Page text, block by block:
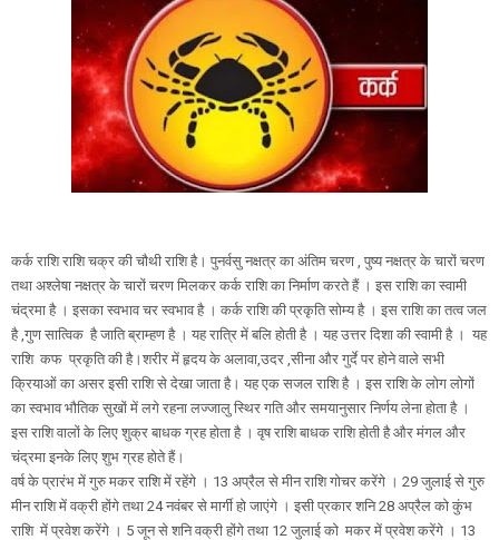
कर्क राशि राशि चक्र की चौथी राशि है। पुनर्वसु नक्षत्र का अंतिम चरण , पुष्य नक्षत्र के चारों चरण
तथा अश्लेषा नक्षत्र के चारों चरण मिलकर कर्क राशि का निर्माण करते हैं । इस राशि का स्वामी
चंद्रमा है । इसका स्वभाव चर स्वभाव है । कर्क राशि की प्रकृति सोम्य है । इस राशि का तत्व जल
है ,गुण सात्विक है जाति ब्राम्हण है । यह रात्रि में बलि होती है । यह उत्तर दिशा की स्वामी है । यह
राशि कफ प्रकृति की है।शरीर में हृदय के अलावा,उदर ,सीना और गुर्दे पर होने वाले सभी
क्रियाओं का असर इसी राशि से देखा जाता है। यह एक सजल राशि है । इस राशि के लोग लोगों
का स्वभाव भौतिक सुखों में लगे रहना लज्जालु स्थिर गति और समयानुसार निर्णय लेना होता है ।
इस राशि वालों के लिए शुक्र बाधक ग्रह होता है । वृष राशि बाधक राशि होती है और मंगल और
चंद्रमा इनके लिए शुभ ग्रह होते हैं।
वर्ष के प्रारंभ में गुरु मकर राशि में रहेंगे । 13 अप्रैल से मीन राशि गोचर करेंगे । 29 जुलाई से गुरु
मीन राशि में वक्री होंगे तथा 24 नवंबर से मार्गी हो जाएंगे । इसी प्रकार शनि 28 अप्रैल को कुंभ
राशि में प्रवेश करेंगे । 5 जून से शनि वक्री होंगे तथा 12 जुलाई को मकर में प्रवेश करेंगे । 13